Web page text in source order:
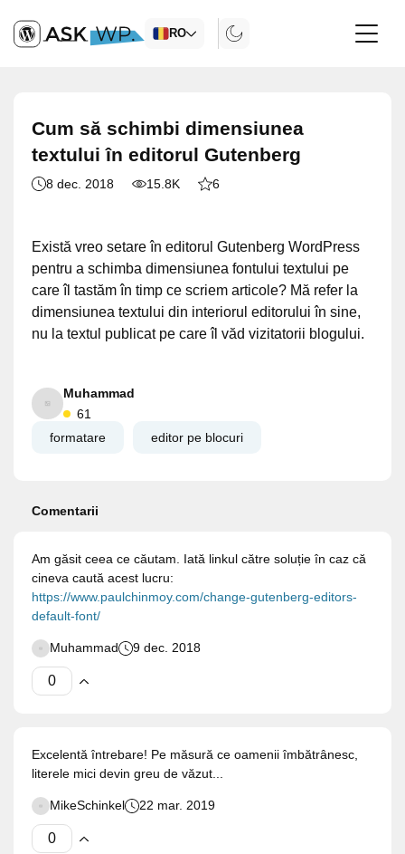
RO
Cum să schimbi dimensiunea
textului în editorul Gutenberg
8 dec. 2018 15.8K 6
Există vreo setare în editorul Gutenberg WordPress
pentru a schimba dimensiunea fontului textului pe
care îl tastăm în timp ce scriem articole? Mă refer la
dimensiunea textului din interiorul editorului în sine,
nu la textul publicat pe care îl văd vizitatorii blogului.
Muhammad
61
formatare
editor pe blocuri
Comentarii
Am găsit ceea ce căutam. Iată linkul către soluție în caz că
cineva caută acest lucru:
https://www.paulchinmoy.com/change-gutenberg-editors-
default-font/
Muhammad 9 dec. 2018
Excelentă întrebare! Pe măsură ce oamenii îmbătrânesc,
literele mici devin greu de văzut...
MikeSchinkel 22 mar. 2019